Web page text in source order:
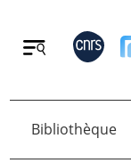
Retour
Retour
Bibliothèque